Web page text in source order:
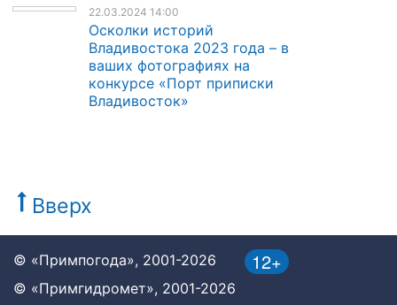
22.03.2024 14:00
Осколки историй
Владивостока 2023 года – в
ваших фотографиях на
конкурсе «Порт приписки
Владивосток»
Вверх
12+
© «Примпогода», 2001-2026
© «Примгидромет», 2001-2026